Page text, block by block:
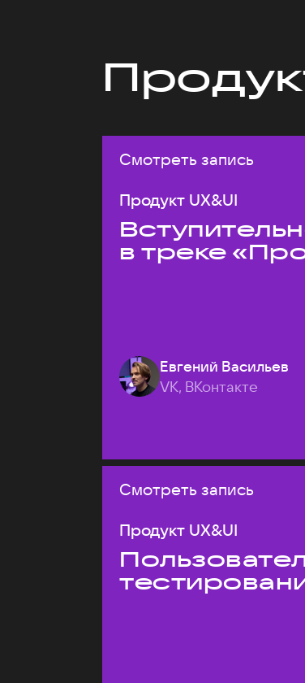
Смотреть запись
Продукт UX&UI
в треке
Евгений Васильев
VK, ВКонтакте
Смотреть запись
Продукт UX&UI